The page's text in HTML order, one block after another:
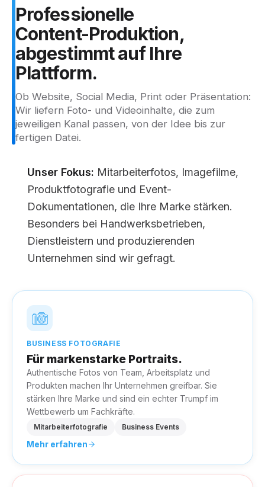
Professionelle
Content-Produktion,
abgestimmtauf Ihre
Plattform.
Ob Website, Social Media, Print oder Präsentation:
Wir liefern Foto- und Videoinhalte, die zum
jeweiligen Kanal passen, von der Idee bis zur
fertigen Datei.
Unser Fokus: Mitarbeiterfotos, Imagefilme,
Produktfotografie und Event-
Dokumentationen, die Ihre Marke stärken.
Besonders bei Handwerksbetrieben,
Dienstleistern und produzierenden
Unternehmen sind wir gefragt.
BUSINESS FOTOGRAFIE
Für markenstarke Portraits.
Authentische Fotos von Team, Arbeitsplatz und
Produkten machen Ihr Unternehmen greifbar. Sie
stärken Ihre Marke und sind ein echter Trumpf im
Wettbewerb um Fachkräfte.
Mitarbeiterfotografie Business Events
Mehr erfahren